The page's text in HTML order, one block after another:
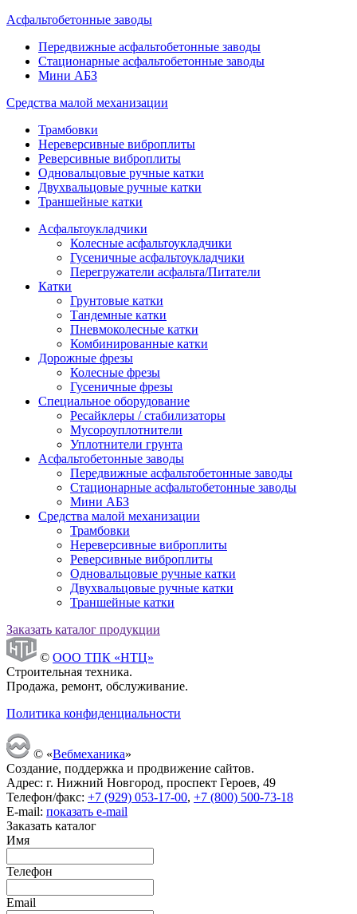
Асфальтобетонные заводы
Передвижные асфальтобетонные заводы
Стационарные асфальтобетонные заводы
Мини АБЗ
Средства малой механизации
Трамбовки
Нереверсивные виброплиты
Реверсивные виброплиты
Одновальцовые ручные катки
Двухвальцовые ручные катки
Траншейные катки
Асфальтоукладчики
Колесные асфальтоукладчики
Гусеничные асфальтоукладчики
Перегружатели асфальта/Питатели
Катки
Грунтовые катки
Тандемные катки
Пневмоколесные катки
Комбинированные катки
Дорожные фрезы
Колесные фрезы
Гусеничные фрезы
Специальное оборудование
Ресайклеры / стабилизаторы
Мусороуплотнители
Уплотнители грунта
Асфальтобетонные заводы
Передвижные асфальтобетонные заводы
Стационарные асфальтобетонные заводы
Мини АБЗ
Средства малой механизации
Трамбовки
Нереверсивные виброплиты
Реверсивные виброплиты
Одновальцовые ручные катки
Двухвальцовые ручные катки
Траншейные катки
Заказать каталог продукции
© ООО ТПК «НТЦ»
Строительная техника.
Продажа, ремонт, обслуживание.
Политика конфиденциальности
© «Вебмеханика»
Создание, поддержка и продвижение сайтов.
Адрес: г. Нижний Новгород, проспект Героев, 49
Телефон/факс: +7 (929) 053-17-00, +7 (800) 500-73-18
E-mail: показать e-mail
Заказать каталог
Имя
Телефон
Email